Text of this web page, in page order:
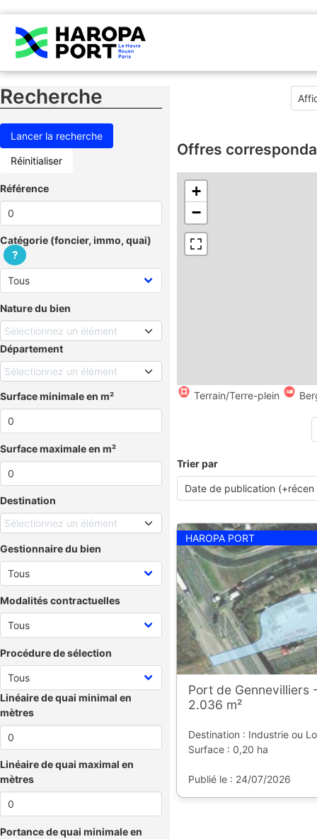
Recherche
Réinitialiser
Référence
Catégorie (foncier, immo, quai)
?
Nature du bien
Sélectionnez un élément
Département
Sélectionnez un élément
Surface minimale en m²
Surface maximale en m²
Destination
Sélectionnez un élément
Gestionnaire du bien
Modalités contractuelles
Procédure de sélection
Linéaire de quai minimal en
mètres
Linéaire de quai maximal en
mètres
Portance de quai minimale en
Offres
+
−
Terrain/Terre-plein
Trier par
HAROPA PORT
Port de Gennevilliers
2.036 m²
Destination : Industrie ou
Surface : 0,20 ha
Publié le : 24/07/2026